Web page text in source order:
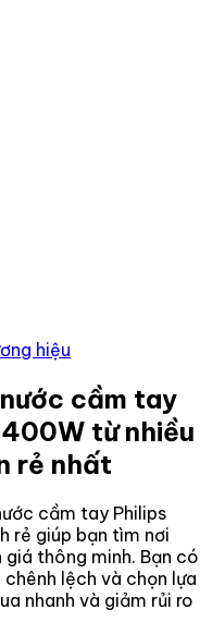
hiệu
cầm tay
từ nhiều
rẻ nhất
cầm tay Philips
rẻ giúp bạn tìm nơi
giá thông minh. Bạn có
lệch và chọn lựa
nhanh và giảm rủi ro